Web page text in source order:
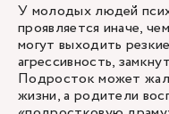
У молодых людей
проявляется иначе,
могут выходить
агрессивность,
Подросток может
жизни, а родители